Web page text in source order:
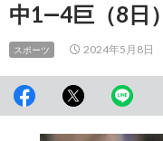
動中1―4巨（8日
スポーツ 2024年5月8日